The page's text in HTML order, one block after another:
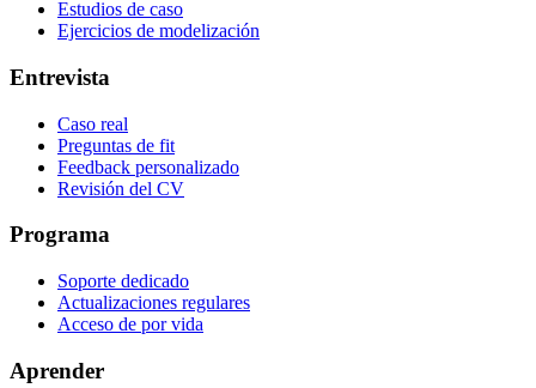
Estudios de caso
Ejercicios de modelización
Entrevista
Caso real
Preguntas de fit
Feedback personalizado
Revisión del CV
Programa
Soporte dedicado
Actualizaciones regulares
Acceso de por vida
Aprender